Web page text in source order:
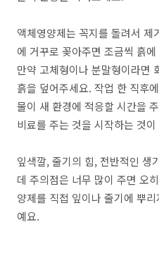
액체영양제는 꼭지를 돌려서
에 거꾸로 꽂아주면 조금씩 흙
만약 고체형이나 분말형이라면
흙을 덮어주세요. 작업 한 직후
물이 새 환경에 적응할 시간을
비료를 주는 것을 시작하는 것
잎색깔, 줄기의 힘, 전반적인 생
데 주의점은 너무 많이 주면 오
양제를 직접 잎이나 줄기에 뿌
예요.